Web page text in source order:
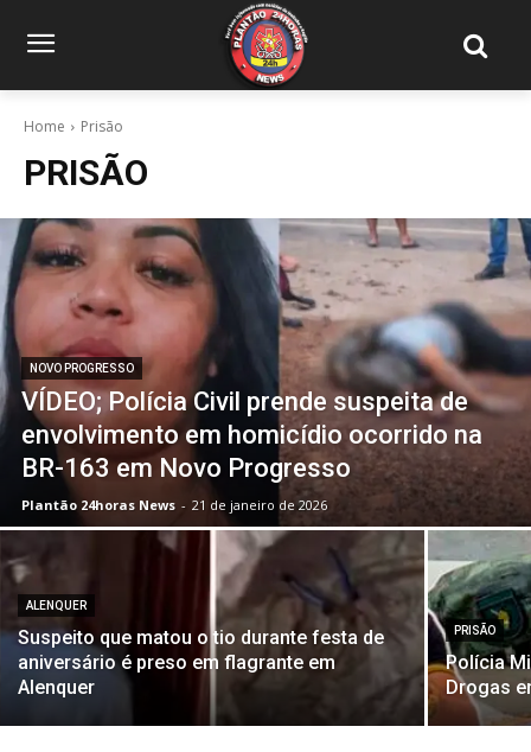
Home Prisão
PRISÃO
NOVO PROGRESSO
VÍDEO; Polícia Civil prende suspeita de
envolvimento em homicídio ocorrido na
BR-163 em Novo Progresso
Plantão 24horas News - 21 de janeiro de 2026
ALENQUER
Suspeito que matou o tio durante festa de
aniversário é preso em flagrante em
Alenquer
PRISÃO
Polícia
Drogas